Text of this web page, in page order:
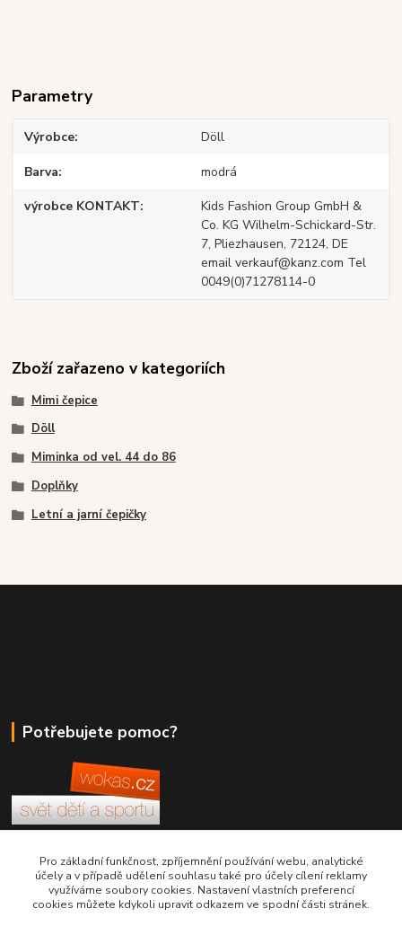
Parametry
Výrobce Döll
Barva modrá
výrobce KONTAKT
Kids Fashion Group GmbH &
Co. KG Wilhelm-Schickard-Str.
7, Pliezhausen, 72124, DE
email verkauf@kanz.com Tel
0049(0)71278114-0
Zboží zařazeno v kategoriích
Mimi čepice
Döll
Miminka od vel. 44 do 86
Doplňky
Letní a jarní čepičky
Potřebujete pomoc?
+420 380 830 198
wokas.online@yahoo.cz
Pro základní funkčnost, zpříjemnění používání webu, analytické
účely a v případě udělení souhlasu také pro účely cílení reklamy
využíváme soubory cookies. Nastavení vlastních preferencí
cookies můžete kdykoli upravit odkazem ve spodní části stránek.